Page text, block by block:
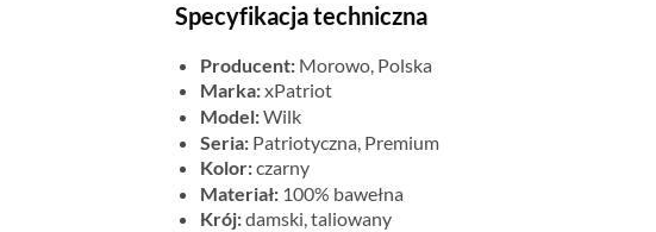
Specyfikacja techniczna
Producent:Morowo, Polska
Marka:xPatriot
Model:Wilk
Seria:Patriotyczna, Premium
Kolor:czarny
Materiał:100% bawełna
Krój:damski, taliowany